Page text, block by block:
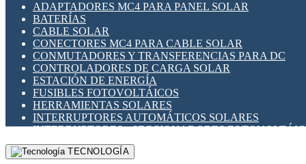
ADAPTADORES MC4 PARA PANEL SOLAR
BATERÍAS
CABLE SOLAR
CONECTORES MC4 PARA CABLE SOLAR
CONMUTADORES Y TRANSFERENCIAS PARA DC
CONTROLADORES DE CARGA SOLAR
ESTACIÓN DE ENERGÍA
FUSIBLES FOTOVOLTÁICOS
HERRAMIENTAS SOLARES
INTERRUPTORES AUTOMÁTICOS SOLARES
INTERRUPTORES - SECCIONADORES
MONTAJE PANEL SOLAR
PORTA FUSIBLES Y SECCIONADORES
TECNOLOGÍA